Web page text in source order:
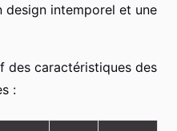
design intemporel et une
des caractéristiques des
: